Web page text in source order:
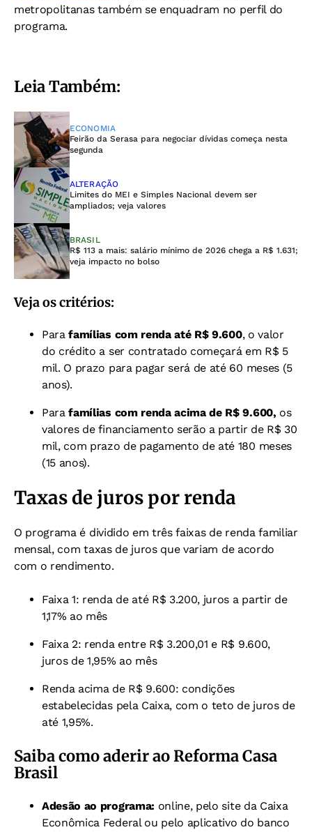
metropolitanas também se enquadram no perfil do
programa.
Leia Também:
ECONOMIA
Feirão da Serasa para negociar dívidas começa nesta
segunda
ALTERAÇÃO
Limites do MEI e Simples Nacional devem ser
ampliados; veja valores
BRASIL
R$ 113 a mais: salário mínimo de 2026 chega a R$ 1.631;
veja impacto no bolso
Veja os critérios:
Parafamílias com renda até R$ 9.600, o valor
do crédito a ser contratado começará em R$ 5
mil. O prazo para pagar será de até 60 meses (5
anos).
Parafamílias com renda acima de R$ 9.600, os
valores de financiamento serão a partir de R$ 30
mil, com prazo de pagamento de até 180 meses
(15 anos).
Taxas de juros por renda
O programa é dividido em três faixas de renda familiar
mensal, com taxas de juros que variam de acordo
com o rendimento.
Faixa 1: renda de até R$ 3.200, juros a partir de
1,17% ao mês
Faixa 2: renda entre R$ 3.200,01 e R$ 9.600,
juros de 1,95% ao mês
Renda acima de R$ 9.600: condições
estabelecidas pela Caixa, com o teto de juros de
até 1,95%.
Saiba como aderir ao Reforma Casa
Brasil
Adesão ao programa: online,pelo site da Caixa
Econômica Federalou pelo aplicativo do banco